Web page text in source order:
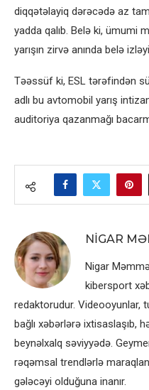
diqqətəlayiq dərəcədə az
yadda qalıb. Belə ki, ümumi
yarışın zirvə anında belə
Təəssüf ki, ESL tərəfindən
adlı bu avtomobil yarış
auditoriya qazanmağı
NIGAR
Nigar
kibersport
redaktorudur. Videooyunlar,
bağlı xəbərlərə ixtisaslaşıb,
beynəlxalq səviyyədə.
rəqəmsal trendlərlə
gələcəyi olduğuna inanır.